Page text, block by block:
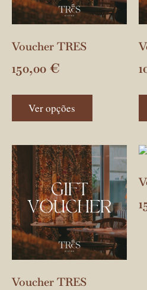
Voucher TRES
150,00 €
Ver opções
Voucher TRES